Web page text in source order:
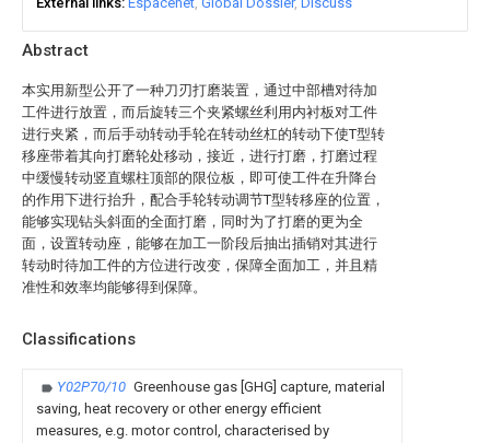
Abstract
本实用新型公开了一种刀刃打磨装置，通过中部槽对待加
工件进行放置，而后旋转三个夹紧螺丝利用内衬板对工件
进行夹紧，而后手动转动手轮在转动丝杠的转动下使T型转
移座带着其向打磨轮处移动，接近，进行打磨，打磨过程
中缓慢转动竖直螺柱顶部的限位板，即可使工件在升降台
的作用下进行抬升，配合手轮转动调节T型转移座的位置，
能够实现钻头斜面的全面打磨，同时为了打磨的更为全
面，设置转动座，能够在加工一阶段后抽出插销对其进行
转动时待加工件的方位进行改变，保障全面加工，并且精
准性和效率均能够得到保障。
Classifications
Y02P70/10 Greenhouse gas [GHG] capture, material
saving, heat recovery or other energy efficient
measures, e.g. motor control, characterised by